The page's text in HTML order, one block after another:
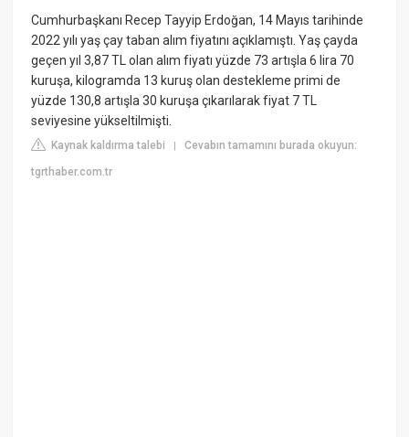
Cumhurbaşkanı Recep Tayyip Erdoğan, 14 Mayıs tarihinde
2022 yılı yaş çay taban alım fiyatını açıklamıştı. Yaş çayda
geçen yıl 3,87 TL olan alım fiyatı yüzde 73 artışla 6 lira 70
kuruşa, kilogramda 13 kuruş olan destekleme primi de
yüzde 130,8 artışla 30 kuruşa çıkarılarak fiyat 7 TL
seviyesine yükseltilmişti.
Kaynak kaldırma talebi |Cevabın tamamını burada okuyun:
tgrthaber.com.tr